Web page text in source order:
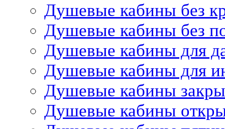
Душевые кабины без
Душевые кабины без
Душевые кабины для
Душевые кабины для
Душевые кабины
Душевые кабины